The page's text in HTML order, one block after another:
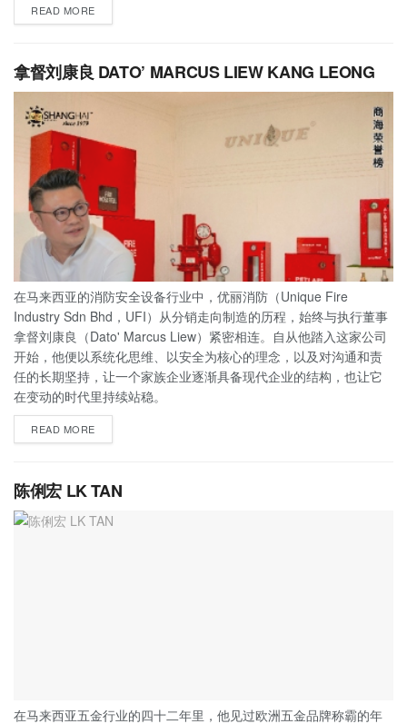
READ MORE
拿督刘康良 DATO’ MARCUS LIEW KANG LEONG
在马来西亚的消防安全设备行业中，优丽消防（Unique Fire
Industry Sdn Bhd，UFI）从分销走向制造的历程，始终与执行董事
拿督刘康良（Dato' Marcus Liew）紧密相连。自从他踏入这家公司
开始，他便以系统化思维、以安全为核心的理念，以及对沟通和责
任的长期坚持，让一个家族企业逐渐具备现代企业的结构，也让它
在变动的时代里持续站稳。
READ MORE
陈俐宏 LK TAN
在马来西亚五金行业的四十二年里，他见过欧洲五金品牌称霸的年